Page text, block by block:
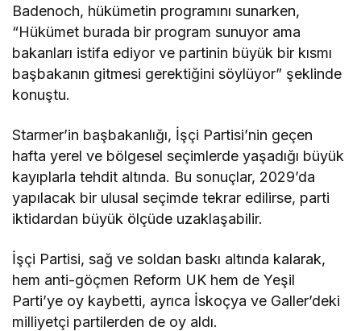
Badenoch, hükümetin programını sunarken,
“Hükümet burada bir program sunuyor ama
bakanları istifa ediyor ve partinin büyük bir kısmı
başbakanın gitmesi gerektiğini söylüyor” şeklinde
konuştu.
Starmer’in başbakanlığı, İşçi Partisi’nin geçen
hafta yerel ve bölgesel seçimlerde yaşadığı büyük
kayıplarla tehdit altında. Bu sonuçlar, 2029’da
yapılacak bir ulusal seçimde tekrar edilirse, parti
iktidardan büyük ölçüde uzaklaşabilir.
İşçi Partisi, sağ ve soldan baskı altında kalarak,
hem anti-göçmen Reform UK hem de Yeşil
Parti’ye oy kaybetti, ayrıca İskoçya ve Galler’deki
milliyetçi partilerden de oy aldı.